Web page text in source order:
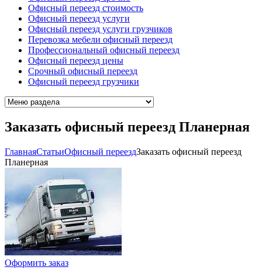
Офисный переезд стоимость
Офисный переезд услуги
Офисный переезд услуги грузчиков
Перевозка мебели офисный переезд
Профессиональный офисный переезд
Офисный переезд цены
Срочный офисный переезд
Офисный переезд грузчики
Заказать офисный переезд Планерная
ГлавнаяCтатьиОфисный переездЗаказать офисный переезд
Планерная
Оформить заказ